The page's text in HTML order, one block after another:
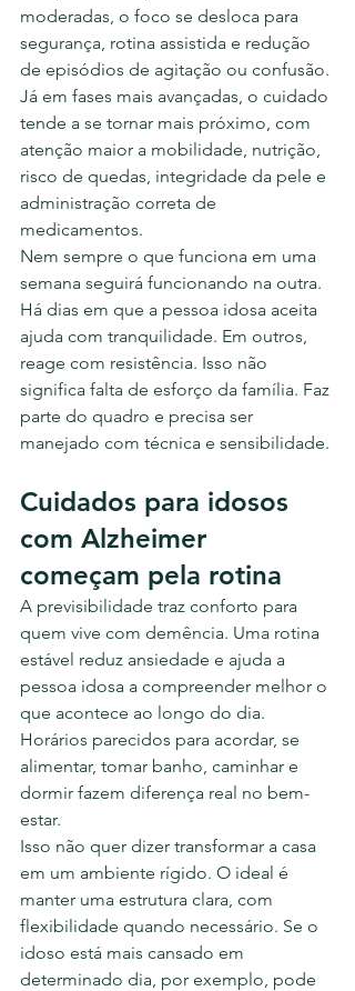
moderadas, o foco se desloca para
segurança, rotina assistida e redução
de episódios de agitação ou confusão.
Já em fases mais avançadas, o cuidado
tende a se tornar mais próximo, com
atenção maior a mobilidade, nutrição,
risco de quedas, integridade da pele e
administração correta de
medicamentos.
Nem sempre o que funciona em uma
semana seguirá funcionando na outra.
Há dias em que a pessoa idosa aceita
ajuda com tranquilidade. Em outros,
reage com resistência. Isso não
significa falta de esforço da família. Faz
parte do quadro e precisa ser
manejado com técnica e sensibilidade.
Cuidados para idosos
com Alzheimer
começam pela rotina
A previsibilidade traz conforto para
quem vive com demência. Uma rotina
estável reduz ansiedade e ajuda a
pessoa idosa a compreender melhor o
que acontece ao longo do dia.
Horários parecidos para acordar, se
alimentar, tomar banho, caminhar e
dormir fazem diferença real no bem-
estar.
Isso não quer dizer transformar a casa
em um ambiente rígido. O ideal é
manter uma estrutura clara, com
flexibilidade quando necessário. Se o
idoso está mais cansado em
determinado dia, por exemplo, pode